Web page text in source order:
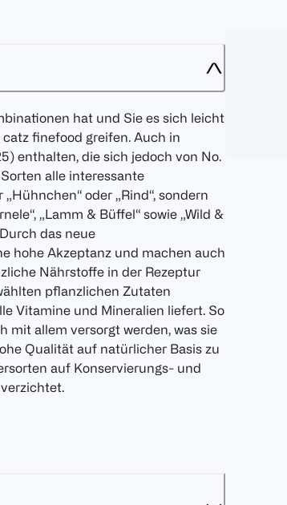
hat und Sie es sich leicht
finefood greifen. Auch in
enthalten, die sich jedoch von No.
alle interessante
oder „Rind“, sondern
„Lamm & Büffel“ sowie „Wild &
das neue
hohe Akzeptanz und machen auch
Nährstoffe in der Rezeptur
pflanzlichen Zutaten
Vitamine und Mineralien liefert. So
mit allem versorgt werden, was sie
Qualität auf natürlicher Basis zu
auf Konservierungs- und